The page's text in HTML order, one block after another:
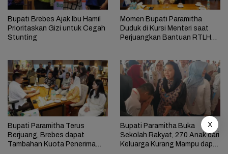
Bupati Brebes Ajak Ibu Hamil
Prioritaskan Gizi untuk Cegah
Stunting
Momen Bupati Paramitha
Duduk di Kursi Menteri saat
Perjuangkan Bantuan RTLH
Bupati Paramitha Terus
Berjuang, Brebes dapat
Tambahan Kuota Penerima
Bupati Paramitha Buka
Sekolah Rakyat, 270 Anak dari
Keluarga Kurang Mampu dapat
X